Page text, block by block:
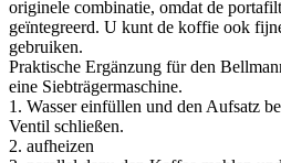
originele combinatie, omdat de
geïntegreerd. U kunt de koffie ook
gebruiken.
Praktische Ergänzung für den
eine Siebträgermaschine.
1. Wasser einfüllen und den Aufsatz
Ventil schließen.
2. aufheizen